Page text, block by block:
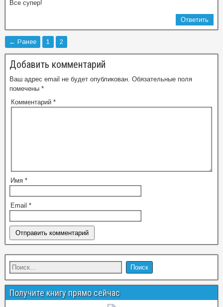
Все супер!
Ответить
← Ранее 1 2
Добавить комментарий
Ваш адрес email не будет опубликован. Обязательные поля
помечены *
Комментарий *
Имя *
Email *
Получите книгу прямо сейчас